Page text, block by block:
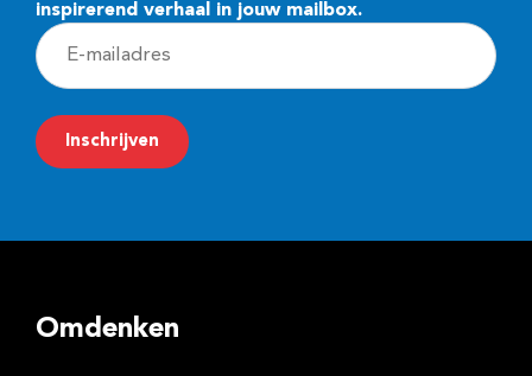
inspirerend verhaal in jouw mailbox.
E
-
m
a
r
Inschrijven
Omdenken